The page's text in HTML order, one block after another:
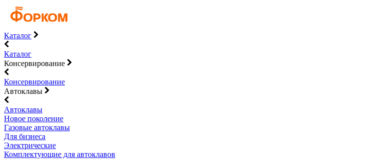
Каталог
Каталог
Консервирование
Консервирование
Автоклавы
Автоклавы
Новое поколение
Газовые автоклавы
Для бизнеса
Электрические
Комплектующие для автоклавов